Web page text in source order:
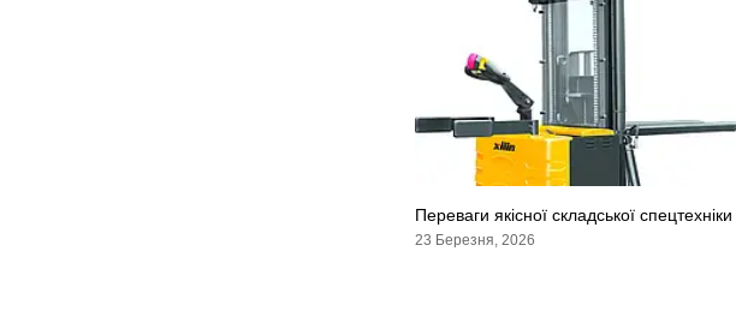
Переваги якісної складської спецтехніки
23 Березня, 2026